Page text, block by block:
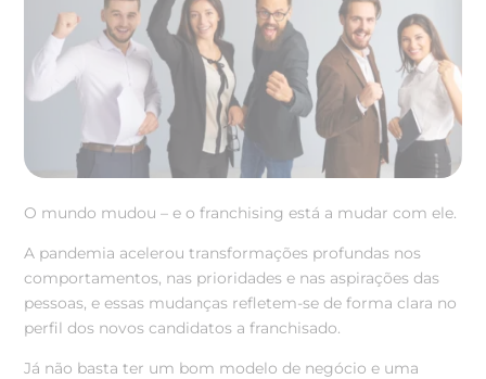
O mundo mudou – e o franchising está a mudar com ele.
A pandemia acelerou transformações profundas nos
comportamentos, nas prioridades e nas aspirações das
pessoas, e essas mudanças refletem-se de forma clara no
perfil dos novos candidatos a franchisado.
Já não basta ter um bom modelo de negócio e uma